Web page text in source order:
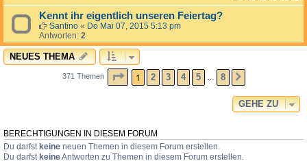
Kennt ihr eigentlich unseren Feiertag?
Santino « Do Mai 07, 2015 5:13 pm
Antworten: 2
NEUES THEMA
371 Themen SEITE1 VON8
1 2 3 4 5 8
GEHE ZU
BERECHTIGUNGEN IN DIESEM FORUM
Du darfst keine neuen Themen in diesem Forum erstellen.
Du darfst keineAntworten zu Themen in diesem Forum erstellen.